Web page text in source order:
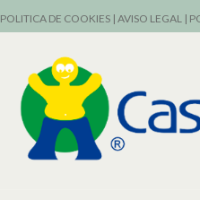
POLITICA DE COOKIES| AVISO LEGAL|